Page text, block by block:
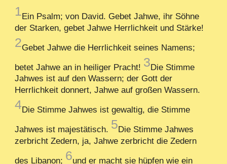
1Ein Psalm; von David. Gebet Jahwe, ihr Söhne
der Starken, gebet Jahwe Herrlichkeit und Stärke!
2Gebet Jahwe die Herrlichkeit seines Namens;
betet Jahwe an in heiliger Pracht! 3Die Stimme
Jahwes ist auf den Wassern; der Gott der
Herrlichkeit donnert, Jahwe auf großen Wassern.
4Die Stimme Jahwes ist gewaltig, die Stimme
Jahwes ist majestätisch. 5Die Stimme Jahwes
zerbricht Zedern, ja, Jahwe zerbricht die Zedern
des Libanon; 6und er macht sie hüpfen wie ein